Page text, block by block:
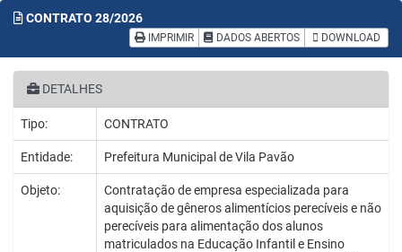
CONTRATO 28/2026
IMPRIMIR DADOS ABERTOS DOWNLOAD
DETALHES
Tipo: CONTRATO
Entidade: Prefeitura Municipal de Vila Pavão
Objeto:
Contratação de empresa especializada para
aquisição de gêneros alimentícios perecíveis e não
perecíveis para alimentação dos alunos
matriculados na Educação Infantil e Ensino